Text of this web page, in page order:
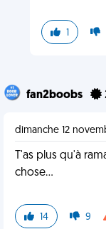
1
fan2boobs
dimanche 12
T'as plus qu'à
chose...
14 9